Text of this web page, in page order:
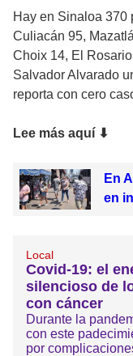
Hay en Sinaloa 370
Culiacán 95,
Choix 14, El
Salvador Alvarado
reporta con cero
Lee más aquí ⬇
En
en
Local
Covid-19: el
silencioso de
con cáncer
Durante la
con este
por